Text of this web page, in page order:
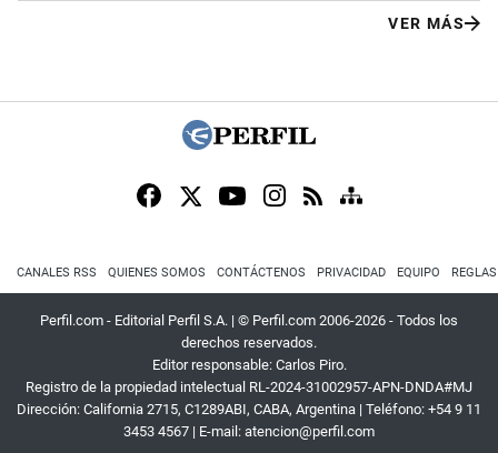
VER MÁS
CANALES RSS QUIENES SOMOS CONTÁCTENOS PRIVACIDAD EQUIPO
Perfil.com - Editorial Perfil S.A. | © Perfil.com 2006-2026 - Todos los
derechos reservados.
Editor responsable: Carlos Piro.
Registro de la propiedad intelectual RL-2024-31002957-APN-DNDA#MJ
Dirección: California 2715, C1289ABI, CABA, Argentina | Teléfono: +54 9 11
3453 4567 | E-mail: atencion@perfil.com